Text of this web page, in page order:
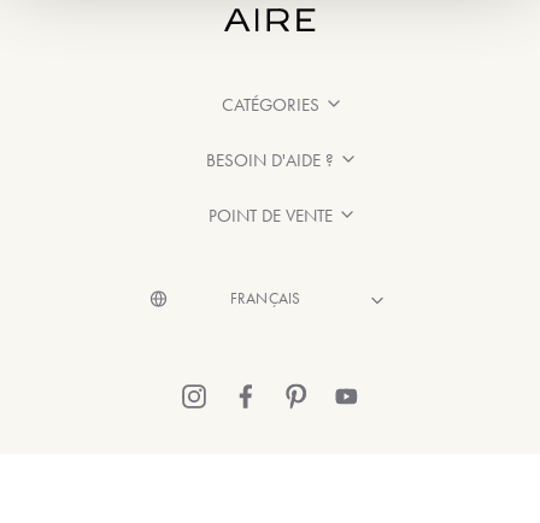
CATÉGORIES
BESOIN D'AIDE ?
POINT DE VENTE